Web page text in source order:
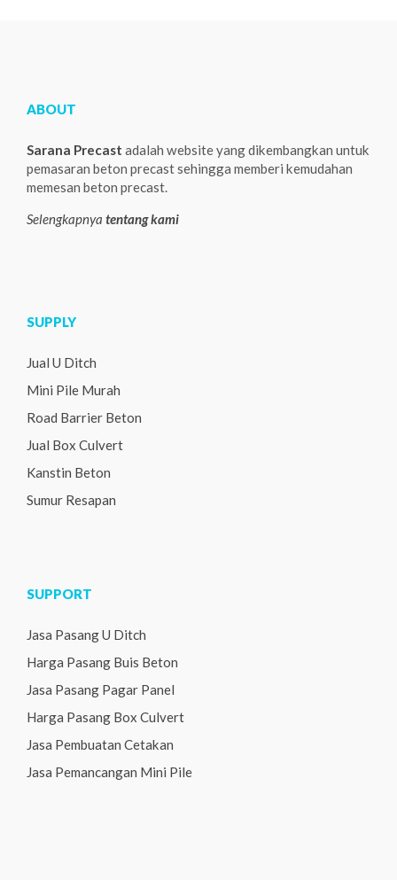
ABOUT
Sarana Precast adalah website yang dikembangkan untuk
pemasaran beton precast sehingga memberi kemudahan
memesan beton precast.
Selengkapnya tentang kami
SUPPLY
Jual U Ditch
Mini Pile Murah
Road Barrier Beton
Jual Box Culvert
Kanstin Beton
Sumur Resapan
SUPPORT
Jasa Pasang U Ditch
Harga Pasang Buis Beton
Jasa Pasang Pagar Panel
Harga Pasang Box Culvert
Jasa Pembuatan Cetakan
Jasa Pemancangan Mini Pile